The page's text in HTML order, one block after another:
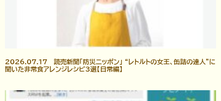
2026.07.17 読売新聞「防災ニッポン」 “レトルトの女王、缶詰の達人”に
聞いた非常食アレンジレシピ3選【日常編】